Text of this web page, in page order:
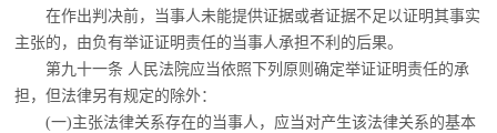
在作出判决前，当事人未能提供证据或者证据不足以证明其事实
主张的，由负有举证证明责任的当事人承担不利的后果。
第九十一条 人民法院应当依照下列原则确定举证证明责任的承
担，但法律另有规定的 除外：
(一)主张法律关系存在的当事人，应当对产生该法律关系的基本